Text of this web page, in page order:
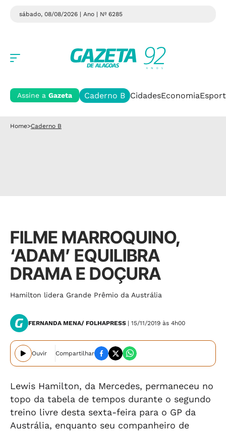
sábado, 08/08/2026 | Ano | Nº 6285
Assine a Gazeta Caderno B CidadesEconomia
Home>Caderno B
FILME MARROQUINO,
‘ADAM’ EQUILIBRA
DRAMA E DOÇURA
Hamilton lidera Grande Prêmio da Austrália
FERNANDA MENA/ FOLHAPRESS | 15/11/2019 às 4h00
Ouvir Compartilhar
Lewis Hamilton, da Mercedes, permaneceu no
topo da tabela de tempos durante o segundo
treino livre desta sexta-feira para o GP da
Austrália, enquanto seu companheiro de